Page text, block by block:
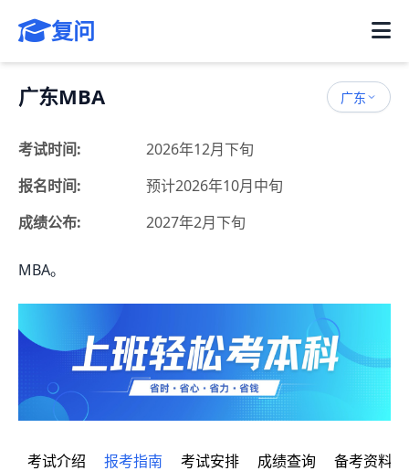
复问
广东MBA 广东
考试时间:
2026年12月下旬
报名时间:
预计2026年10月中旬
成绩公布:
2027年2月下旬
MBA。
考试介绍 报考指南 考试安排 成绩查询 备考资料